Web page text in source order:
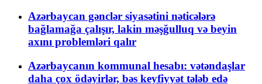
Azərbaycan gənclər siyasətini nəticələrə
bağlamağa çalışır, lakin məşğulluq və beyin
axını problemləri qalır
Azərbaycanın kommunal hesabı: vətəndaşlar
daha çox ödəyirlər, bəs keyfiyyət tələb edə